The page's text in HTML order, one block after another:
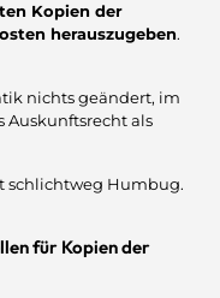
Kopien der
herauszugeben.
nichts geändert, im
Auskunftsrecht als
schlichtweg Humbug.
für Kopien der